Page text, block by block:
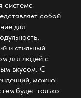
система
собой
для
и стильный
для людей с
вкусом. С
можно
будет только